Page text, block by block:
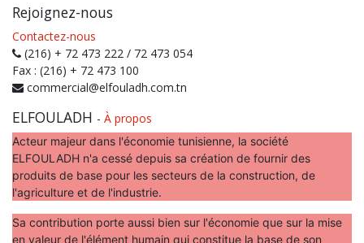
Rejoignez-nous
Contactez-nous
(216) + 72 473 222 / 72 473 054
Fax : (216) + 72 473 100
commercial@elfouladh.com.tn
ELFOULADH - À propos
Acteur majeur dans l'économie tunisienne, la société
ELFOULADH n'a cessé depuis sa création de fournir des
produits de base pour les secteurs de la construction, de
l'agriculture et de l'industrie.
Sa contribution porte aussi bien sur l'économie que sur la mise
en valeur de l'élément humain qui constitue la base de son